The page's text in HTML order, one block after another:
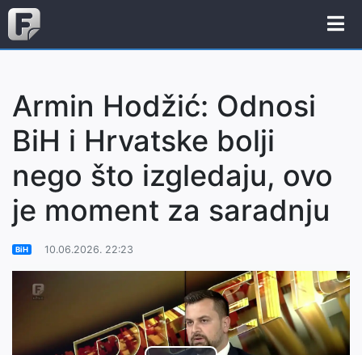
Armin Hodžić: Odnosi
BiH i Hrvatske bolji
nego što izgledaju, ovo
je moment za saradnju
BiH 10.06.2026. 22:23